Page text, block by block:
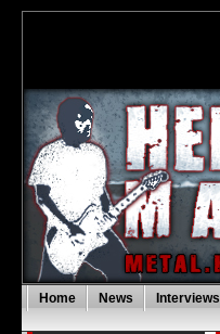
Home News Interviews